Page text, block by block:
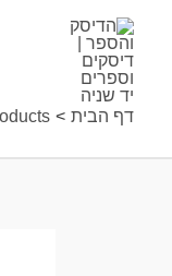
דף הבית